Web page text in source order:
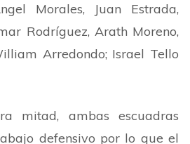
Morales, Juan Estrada,
Rodríguez, Arath Moreno,
Arredondo; Israel Tello
mitad, ambas escuadras
defensivo por lo que el